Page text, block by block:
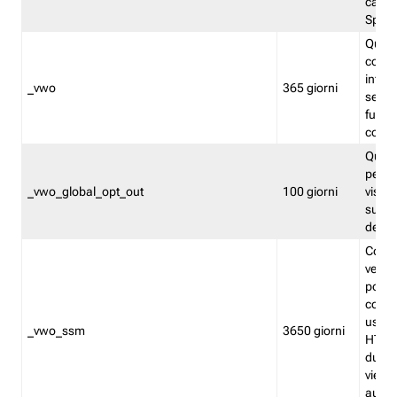
Split
_vwo 365 giorni
_vwo_global_opt_out 100 giorni
su
_vwo_ssm 3650 giorni
viene